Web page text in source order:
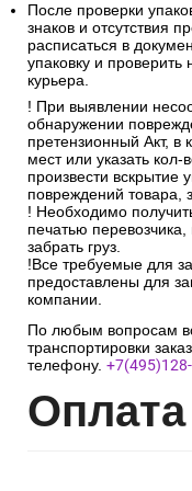
После проверки
знаков и отсутствия
расписаться в
упаковку и проверить
курьера.
! При выявлении
обнаружении
претензионный Акт, в
мест или указать
произвести вскрытие
повреждений товара,
! Необходимо
печатью
забрать груз.
!Все требуемые для
предоставлены для
компании.
По любым вопросам
транспортировки
телефону.
Оплата